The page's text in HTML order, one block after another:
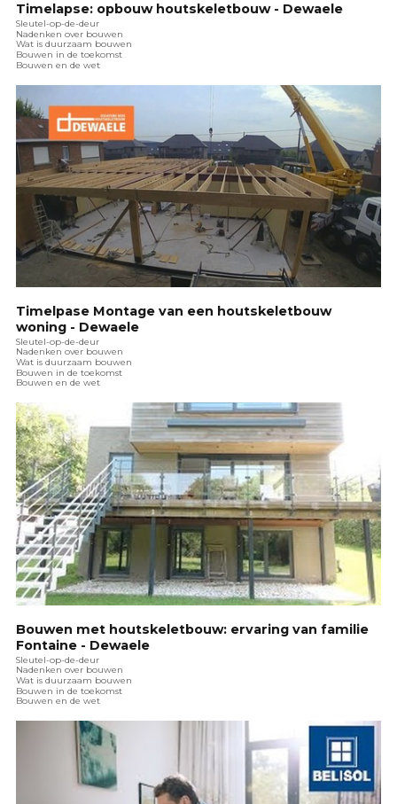
Timelapse: opbouw houtskeletbouw - Dewaele
Sleutel-op-de-deur
Nadenken over bouwen
Wat is duurzaam bouwen
Bouwen in de toekomst
Bouwen en de wet
Timelpase Montage van een houtskeletbouw
woning - Dewaele
Sleutel-op-de-deur
Nadenken over bouwen
Wat is duurzaam bouwen
Bouwen in de toekomst
Bouwen en de wet
Bouwen met houtskeletbouw: ervaring van familie
Fontaine - Dewaele
Sleutel-op-de-deur
Nadenken over bouwen
Wat is duurzaam bouwen
Bouwen in de toekomst
Bouwen en de wet